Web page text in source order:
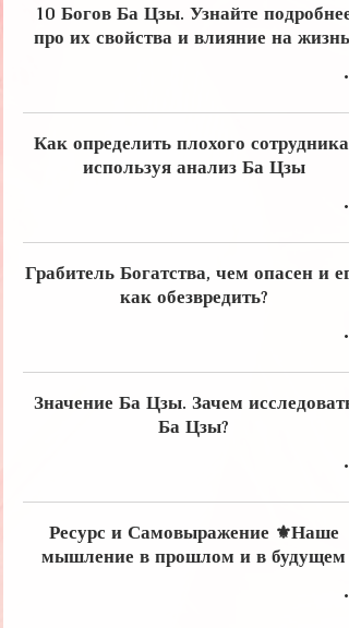
10 Богов Ба Цзы. Узнайте подробнее
про их свойства и влияние на жизнь.
Как определить плохого сотрудника,
используя анализ Ба Цзы
Грабитель Богатства, чем опасен и его
как обезвредить?
Значение Ба Цзы. Зачем исследовать
Ба Цзы?
Ресурс и Самовыражение ⚜️Наше
мышление в прошлом и в будущем